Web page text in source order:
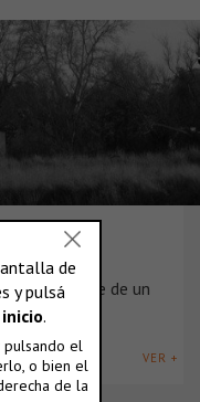
y al borde de un
VER +